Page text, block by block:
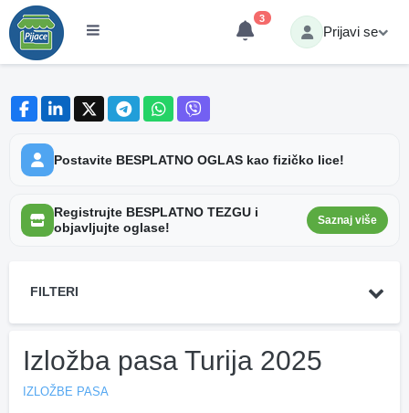
3
Prijavi se
Postavite BESPLATNO OGLAS kao fizičko lice!
Registrujte BESPLATNO TEZGU i
objavljujte oglase!
Saznaj više
FILTERI
Izložba pasa Turija 2025
IZLOŽBE PASA